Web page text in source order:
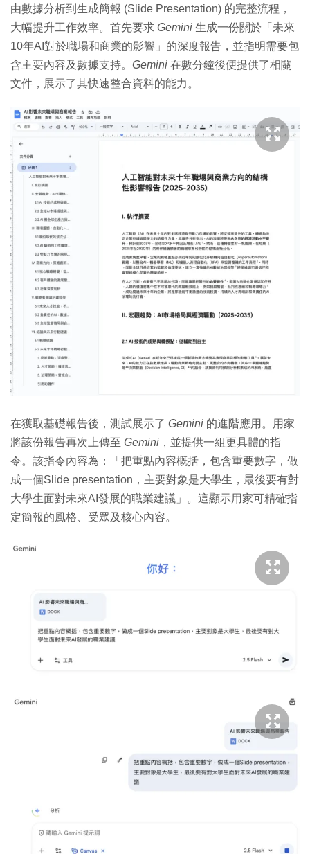
由數據分析到生成簡報 (Slide Presentation) 的完整流程，
大幅提升工作效率。首先要求 Gemini 生成一份關於「未來
10年AI對於職場和商業的影響」的深度報告，並指明需要包
含主要內容及數據支持。 Gemini 在數分鐘後便提供了相關
文件，展示了其快速整合資料的能力。
在獲取基礎報告後，測試展示了 Gemini 的進階應用。用家
將該份報告再次上傳至 Gemini ，並提供一組更具體的指
令。該指令內容為：「把重點內容概括，包含重要數字，做
成一個Slide presentation，主要對象是大學生，最後要有對
大學生面對未來AI發展的職業建議」。這顯示用家可精確指
定簡報的風格、受眾及核心內容。